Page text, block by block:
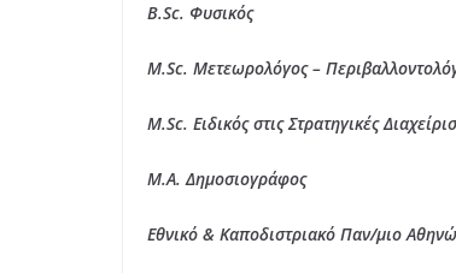
B.Sc. Φυσικός
M.Sc. Μετεωρολόγος –
M.Sc. Ειδικός στις Στρατηγικές
M.A. Δημοσιογράφος
Εθνικό & Καποδιστριακό Παν/μιο